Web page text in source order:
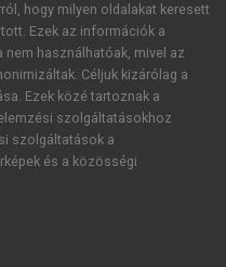
hogy milyen oldalakat keresett
Ezek az információk a
használhatóak, mivel az
Céljuk kizárólag a
Ezek közé tartoznak a
szolgáltatásokhoz
szolgáltatások a
és a közösségi